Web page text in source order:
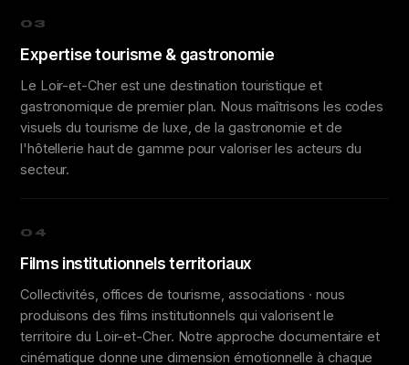
03
Expertise tourisme & gastronomie
Le Loir-et-Cher est une destination touristique et
gastronomique de premier plan. Nous maîtrisons les codes
visuels du tourisme de luxe, de la gastronomie et de
l'hôtellerie haut de gamme pour valoriser les acteurs du
secteur.
04
Films institutionnels territoriaux
Collectivités, offices de tourisme, associations · nous
produisons des films institutionnels qui valorisent le
territoire du Loir-et-Cher. Notre approche documentaire et
cinématique donne une dimension émotionnelle à chaque